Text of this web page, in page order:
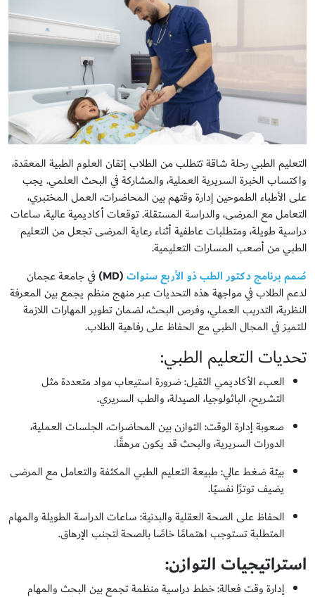
التعليم الطبي رحلة شاقة تتطلب من الطلاب إتقان العلوم الطبية المعقدة،
واكتساب الخبرة السريرية العملية، والمشاركة في البحث العلمي. يجب
على الأطباء الطموحين إدارة وقتهم بين المحاضرات، العمل المختبري،
التعامل مع المرضى، والدراسة المستقلة. توقعات أكاديمية عالية، ساعات
دراسية طويلة، ومتطلبات عاطفية أثناء رعاية المرضى تجعل من التعليم
الطبي من أصعب المسارات التعليمية.
صُمم برنامج دكتور الطب ذو الأربع سنوات(MD)
في جامعة عجمان
لدعم الطلاب في مواجهة هذه التحديات عبر منهج منظم يجمع بين المعرفة
النظرية، التدريب العملي، وفرص البحث، لضمان تطوير المهارات اللازمة
للتميز في المجال الطبي مع الحفاظ على رفاهية الطلاب.
تحديات التعليم الطبي:
العبء الأكاديمي الثقيل: ضرورة استيعاب مواد متعددة مثل
التشريح، الباثولوجيا، الصيدلة، والطب السريري.
صعوبة إدارة الوقت: التوازن بين المحاضرات، الجلسات العملية،
الدورات السريرية، والبحث قد يكون مرهقًا.
بيئة ضغط عالي: طبيعة التعليم الطبي المكثفة والتعامل مع المرضى
يضيف توترًا نفسيًا.
الحفاظ على الصحة العقلية والبدنية: ساعات الدراسة الطويلة والمهام
المتطلبة تستوجب اهتمامًا خاصًا بالصحة لتجنب الإرهاق.
استراتيجيات التوازن:
إدارة وقت فعالة: خطط دراسية منظمة تجمع بين البحث والمهام